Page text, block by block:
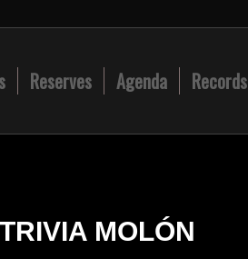
Reserves Agenda Records
TRIVIA MOLÓN